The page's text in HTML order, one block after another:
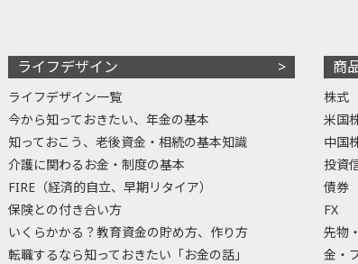
ライフデザイン
ライフデザイン一覧
今から知っておきたい、年金の基本
知っておこう、老後資金・相続の基本知識
介護に関わるお金・制度の基本
FIRE（経済的自立、早期リタイア）
保険との付き合い方
いくらかかる？教育資金の貯め方、作り方
転職するなら知っておきたい「お金の話」
商
株式
米国
中国
投資
債券
FX
先物
金・